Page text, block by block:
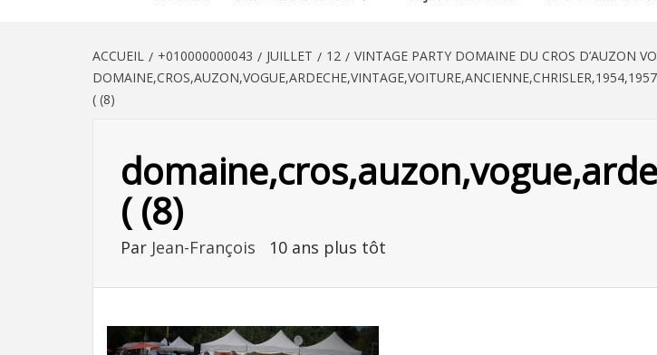
ACCUEIL +010000000043 JUILLET 12
VINTAGE PARTY DOMAINE DU CROS D’AUZON
( (8)
( (8)
Par Jean-François 10 ans plus tôt